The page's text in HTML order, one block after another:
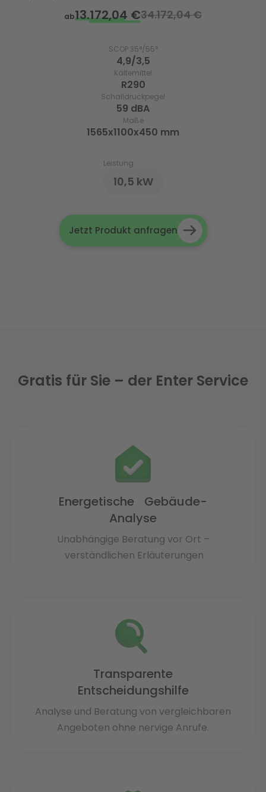
ab13.172,04 €34.172,04 €
SCOP 35°/55°
4,9/3,5
Kältemittel
R290
Schalldruckpegel
59 dBA
Maße
1565x1100x450 mm
Leistung
10,5 kW
Jetzt Produkt anfragen
Gratis für Sie – der Enter Service
Energetische Gebäude-
Analyse
Unabhängige Beratung vor Ort –
verständlichen Erläuterungen
Transparente
Entscheidungshilfe
Analyse und Beratung von vergleichbaren
Angeboten ohne nervige Anrufe.